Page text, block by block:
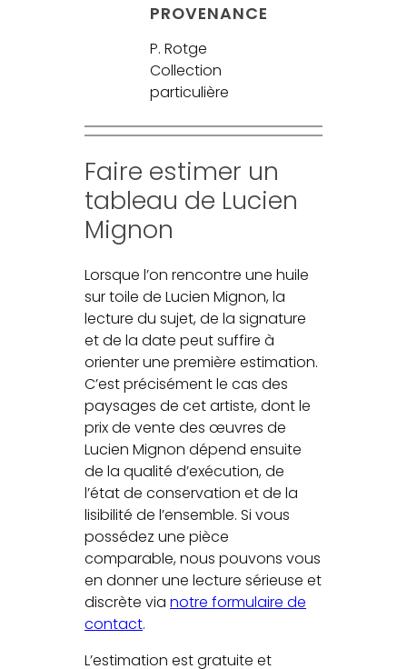
PROVENANCE
P. Rotge
Collection
particulière
Faire estimer un
tableau de Lucien
Mignon
Lorsque l’on rencontre une huile
sur toile de Lucien Mignon, la
lecture du sujet, de la signature
et de la date peut suffire à
orienter une première estimation.
C’est précisément le cas des
paysages de cet artiste, dont le
prix de vente des œuvres de
Lucien Mignon dépend ensuite
de la qualité d’exécution, de
l’état de conservation et de la
lisibilité de l’ensemble. Si vous
possédez une pièce
comparable, nous pouvons vous
en donner une lecture sérieuse et
discrète vianotre formulaire de
contact.
L’estimation est gratuite et